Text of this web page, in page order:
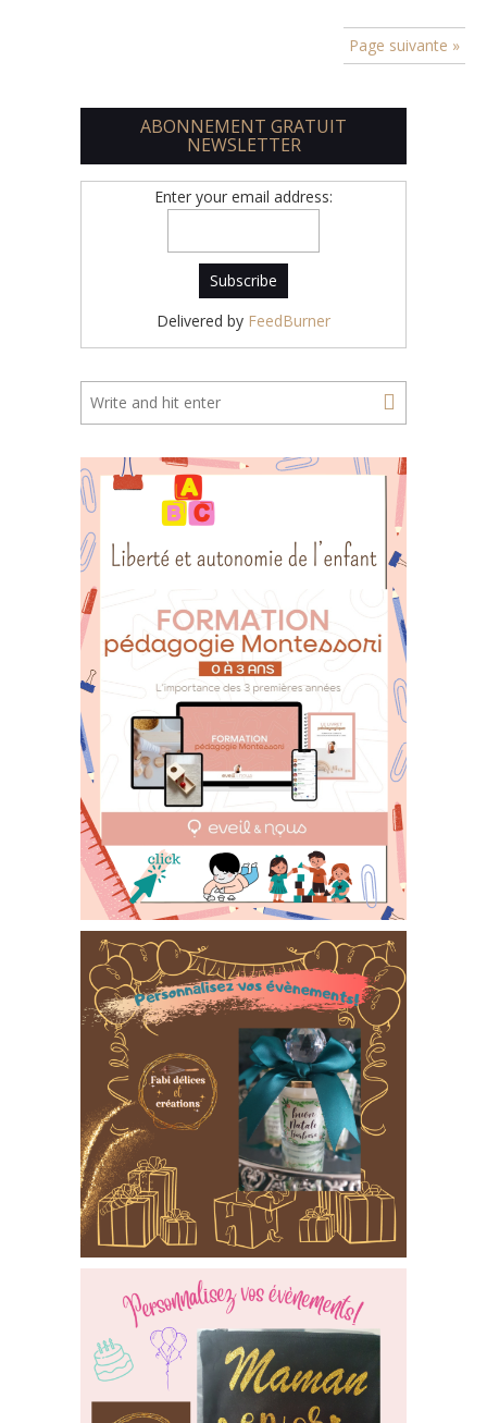
Page suivante »
ABONNEMENT GRATUIT
NEWSLETTER
Enter your email address:
Delivered by FeedBurner